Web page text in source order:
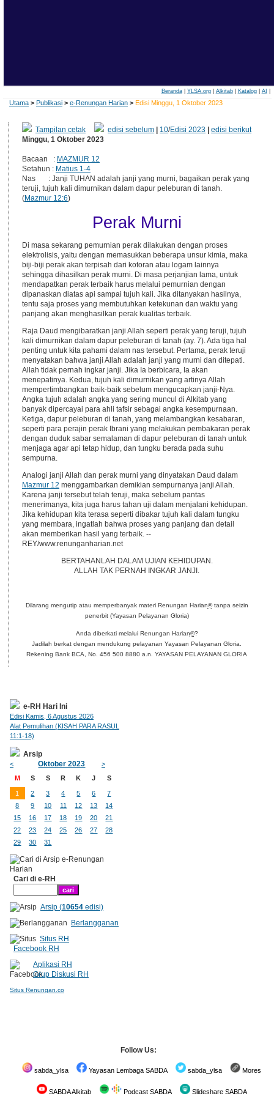
Beranda| YLSA.org| Alkitab| Katalog| AI
Utama > Publikasi > e-Renungan Harian > Edisi Minggu, 1 Oktober 2023
Tampilan cetak edisi sebelum 10/Edisi 2023 |edisi berikut
Minggu, 1 Oktober 2023
Bacaan : MAZMUR 12
Setahun : Matius 1-4
Nas : Janji TUHAN adalah janji yang murni, bagaikan perak yang
teruji, tujuh kali dimurnikan dalam dapur peleburan di tanah.
(Mazmur 12:6)
Perak Murni
Di masa sekarang pemurnian perak dilakukan dengan proses
elektrolisis, yaitu dengan memasukkan beberapa unsur kimia, maka
biji-biji perak akan terpisah dari kotoran atau logam lainnya
sehingga dihasilkan perak murni. Di masa perjanjian lama, untuk
mendapatkan perak terbaik harus melalui pemurnian dengan
dipanaskan diatas api sampai tujuh kali. Jika ditanyakan hasilnya,
tentu saja proses yang membutuhkan ketekunan dan waktu yang
panjang akan menghasilkan perak kualitas terbaik.
Raja Daud mengibaratkan janji Allah seperti perak yang teruji, tujuh
kali dimurnikan dalam dapur peleburan di tanah (ay. 7). Ada tiga hal
penting untuk kita pahami dalam nas tersebut. Pertama, perak teruji
menyatakan bahwa janji Allah adalah janji yang murni dan ditepati.
Allah tidak pernah ingkar janji. Jika Ia berbicara, Ia akan
menepatinya. Kedua, tujuh kali dimurnikan yang artinya Allah
mempertimbangkan baik-baik sebelum mengucapkan janji-Nya.
Angka tujuh adalah angka yang sering muncul di Alkitab yang
banyak dipercayai para ahli tafsir sebagai angka kesempurnaan.
Ketiga, dapur peleburan di tanah, yang melambangkan kesabaran,
seperti para perajin perak Ibrani yang melakukan pembakaran perak
dengan duduk sabar semalaman di dapur peleburan di tanah untuk
menjaga agar api tetap hidup, dan tungku berada pada suhu
sempurna.
Analogi janji Allah dan perak murni yang dinyatakan Daud dalam
Mazmur 12 menggambarkan demikian sempurnanya janji Allah.
Karena janji tersebut telah teruji, maka sebelum pantas
menerimanya, kita juga harus tahan uji dalam menjalani kehidupan.
Jika kehidupan kita terasa seperti dibakar tujuh kali dalam tungku
yang membara, ingatlah bahwa proses yang panjang dan detail
akan memberikan hasil yang terbaik. --
REY/www.renunganharian.net
BERTAHANLAH DALAM UJIAN KEHIDUPAN.
ALLAH TAK PERNAH INGKAR JANJI.
Dilarang mengutip atau memperbanyak materi Renungan Harian®tanpa seizin
penerbit (Yayasan Pelayanan Gloria)
Anda diberkati melalui Renungan Harian®?
Jadilah berkat dengan mendukung pelayanan Yayasan Pelayanan Gloria.
Rekening Bank BCA, No. 456 500 8880 a.n. YAYASAN PELAYANAN GLORIA
e-RH Hari Ini
Edisi Kamis, 6 Agustus 2026
Alat Pemulihan (KISAH PARA RASUL
11:1-18)
Arsip
< Oktober 2023
>
M
S S R K J S
1 2 3 4 5 6
7
8
9 10 11 12 13
14
15
16 17 18 19 20
21
22
23 24 25 26 27
28
29
30 31
Cari di e-RH
Arsip (10654edisi)
Berlangganan
Situs RH
Facebook RH
Aplikasi RH
Grup Diskusi RH
Situs Renungan.co
Follow Us:
sabda_ylsa Yayasan Lembaga SABDA sabda_ylsa Mores
SABDA Alkitab Podcast SABDA Slideshare SABDA